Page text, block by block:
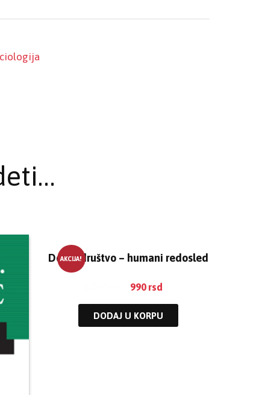
AKCIJA!
Dobro društvo – humani redosled
990 rsd
DODAJ U KORPU